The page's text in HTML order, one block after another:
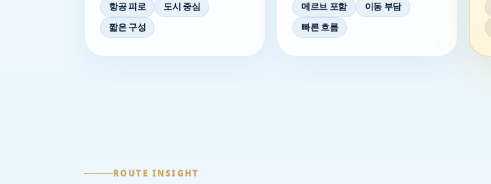
항공 피로
도시 중심
짧은 구성
메르브 포함
이동 부담
빠른 흐름
ROUTE INSIGHT